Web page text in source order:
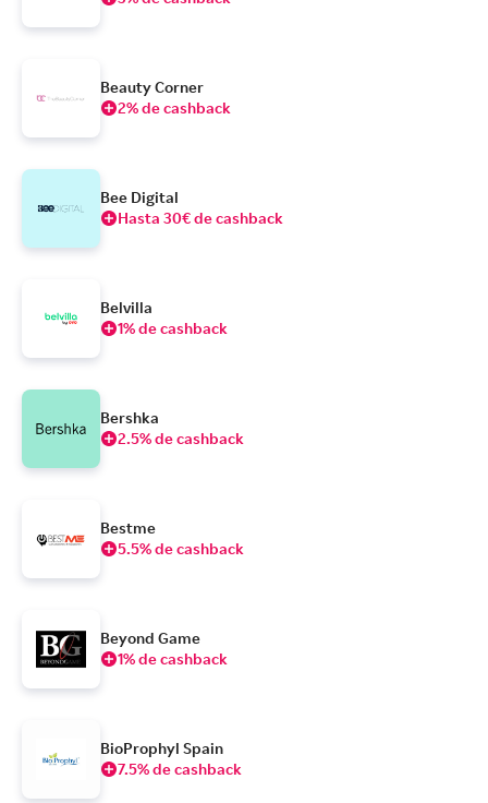
Beauty Corner
2% de cashback
Bee Digital
Hasta 30€ de cashback
Belvilla
1% de cashback
Bershka
2.5% de cashback
Bestme
5.5% de cashback
Beyond Game
1% de cashback
BioProphyl Spain
7.5% de cashback